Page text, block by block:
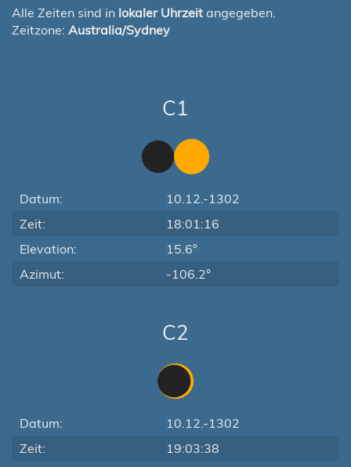
Alle Zeiten sind in lokaler Uhrzeit angegeben.
Zeitzone: Australia/Sydney
C1
Datum:
10.12.-1302
Zeit:
18:01:16
Elevation:
15.6°
Azimut:
-106.2°
C2
Datum:
10.12.-1302
Zeit:
19:03:38